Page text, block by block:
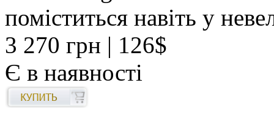
поміститься навіть у
3 270 грн | 126$
Є в наявності